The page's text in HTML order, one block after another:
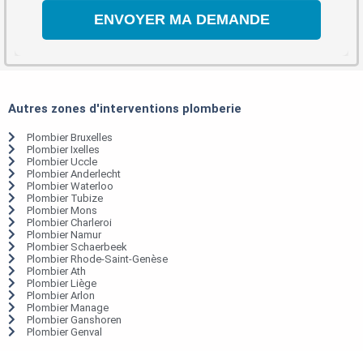
Autres zones d'interventions plomberie
Plombier Bruxelles
Plombier Ixelles
Plombier Uccle
Plombier Anderlecht
Plombier Waterloo
Plombier Tubize
Plombier Mons
Plombier Charleroi
Plombier Namur
Plombier Schaerbeek
Plombier Rhode-Saint-Genèse
Plombier Ath
Plombier Liège
Plombier Arlon
Plombier Manage
Plombier Ganshoren
Plombier Genval